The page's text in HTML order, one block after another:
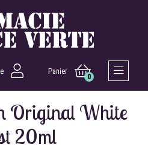
Panier
0
Original White
20ml